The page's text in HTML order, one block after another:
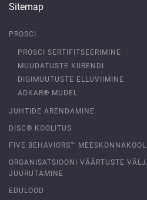
Sitemap
PROSCI
PROSCI SERTIFITSEERIMINE
MUUDATUSTE KIIRENDI
DIGIMUUTUSTE ELLUVIIMINE
ADKAR® MUDEL
JUHTIDE ARENDAMINE
DISC® KOOLITUS
FIVE BEHAVIORS™
ORGANISATSIOONI VÄÄRTUSTE
JUURUTAMINE
EDULOOD